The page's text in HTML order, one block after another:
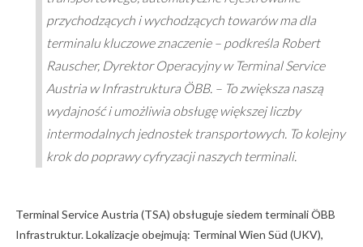
przychodzących i wychodzących towarów ma dla
terminalu kluczowe znaczenie – podkreśla Robert
Rauscher, Dyrektor Operacyjny w Terminal Service
Austria w Infrastruktura ÖBB. – To zwiększa naszą
wydajność i umożliwia obsługę większej liczby
intermodalnych jednostek transportowych. To kolejny
krok do poprawy cyfryzacji naszych terminali.
Terminal Service Austria (TSA) obsługuje siedem terminali ÖBB
Infrastruktur. Lokalizacje obejmują: Terminal Wien Süd (UKV),